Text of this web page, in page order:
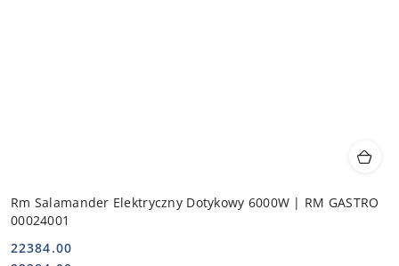
Rm Salamander Elektryczny Dotykowy 6000W | RM GASTRO
00024001
22384.00